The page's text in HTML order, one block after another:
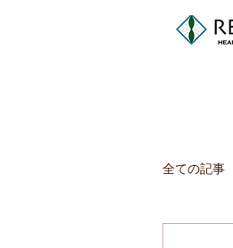
全ての記事